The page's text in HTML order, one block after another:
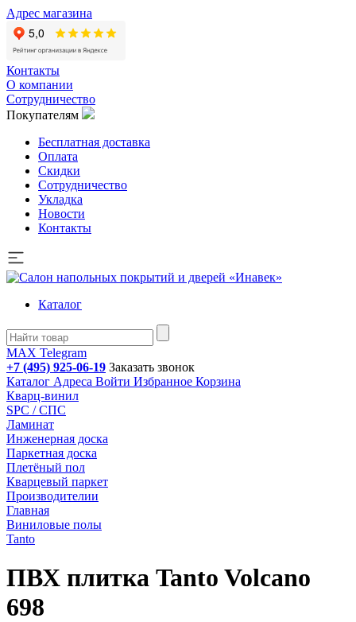
Адрес магазина
Контакты
О компании
Сотрудничество
Покупателям
Бесплатная доставка
Оплата
Скидки
Сотрудничество
Укладка
Новости
Контакты
Каталог
MAX Telegram
+7 (495) 925-06-19 Заказать звонок
Каталог Адреса Войти Избранное Корзина
Кварц-винил
SPC / СПС
Ламинат
Инженерная доска
Паркетная доска
Плетёный пол
Кварцевый паркет
Производителии
Главная
Виниловые полы
Tanto
ПВХ плитка Tanto Volcano
698